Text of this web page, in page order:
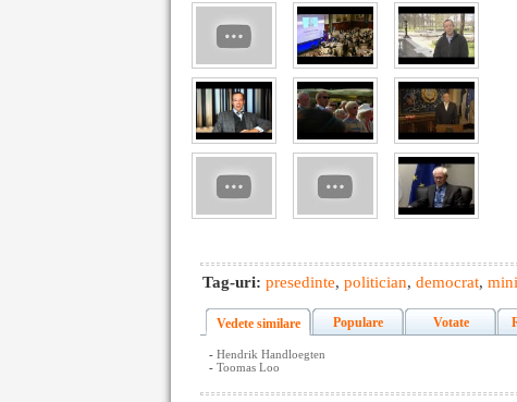
Tag-uri: presedinte, politician, democrat,
Vedete similare Populare Votate
- Hendrik Handloegten
- Toomas Loo